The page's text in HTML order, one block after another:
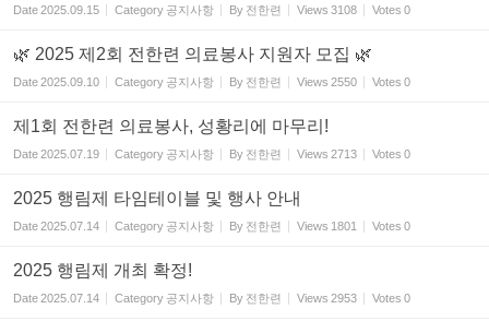
Date2025.09.15 Category 공지사항 By 전한련 Views 3108 Votes 0
🌿 2025 제2회 전한련 의료봉사 지원자 모집 🌿
Date2025.09.10 Category 공지사항 By 전한련 Views 2550 Votes 0
제1회 전한련 의료봉사, 성황리에 마무리!
Date2025.07.19 Category 공지사항 By 전한련 Views 2713 Votes 0
2025 행림제 타임테이블 및 행사 안내
Date2025.07.14 Category 공지사항 By 전한련 Views 1801 Votes 0
2025 행림제 개최 확정!
Date2025.07.14 Category 공지사항 By 전한련 Views 2953 Votes 0